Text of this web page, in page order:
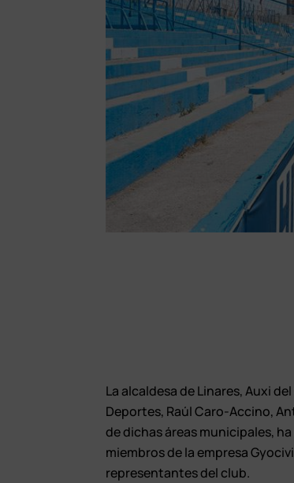
La alcaldesa de Linares, Auxi
Deportes, Raúl Caro-Accino,
de dichas áreas municipales,
miembros de la empresa
representantes del club.